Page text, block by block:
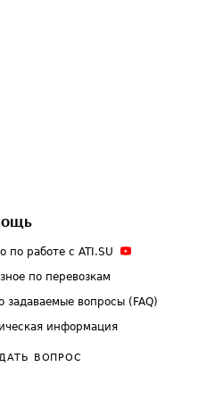
по работе с ATI.SU
по перевозкам
задаваемые вопросы (FAQ)
информация
ВОПРОС